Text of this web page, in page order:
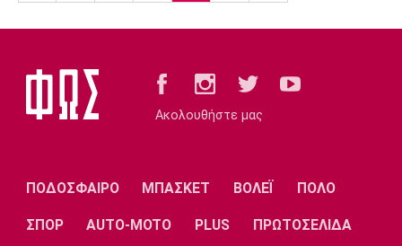
Ακολουθήστε μας
ΠΟΔΟΣΦΑΙΡΟ ΜΠΑΣΚΕΤ ΒΟΛΕΪ ΠΟΛΟ
ΣΠΟΡ AUTO-MOTO PLUS ΠΡΩΤΟΣΕΛΙΔΑ